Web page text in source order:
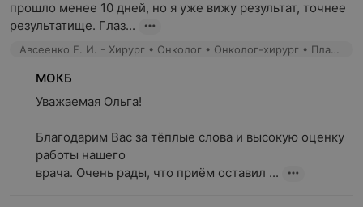
прошло менее 10 дней, но я уже вижу результат, точнее
результатище. Глаз...
Авсеенко Е. И. - Хирург • Онколог • Онколог-хирург • Пластический хирург • Микрохирург
МОКБ
Уважаемая Ольга!
Благодарим Вас за тёплые слова и высокую оценку
работы нашего
врача. Очень рады, что приём оставил ...